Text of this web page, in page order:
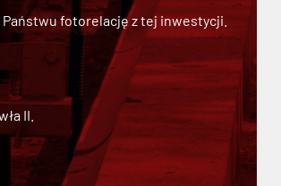
fotorelację z tej inwestycji.
II.